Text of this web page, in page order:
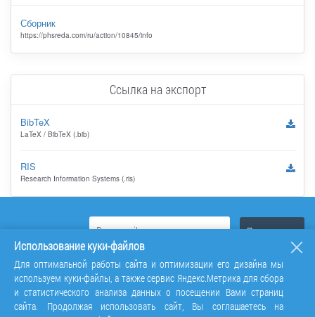
Сборник
https://phsreda.com/ru/action/10845/info
Ссылка на экспорт
BibTeX
LaTeX / BibTeX (.bib)
RIS
Research Information Systems (.ris)
Использование куки-файлов
Для оптимальной работы сайта и оптимизации его дизайна мы
используем куки-файлы, а также сервис Яндекс.Метрика для сбора
и статистического анализа данных о посещении Вами страниц
сайта. Продолжая использовать сайт, Вы соглашаетесь на